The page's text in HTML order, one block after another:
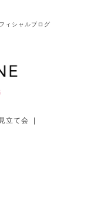
ィシャルブログ
立て会